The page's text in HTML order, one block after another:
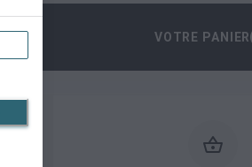
VOTRE PANIER